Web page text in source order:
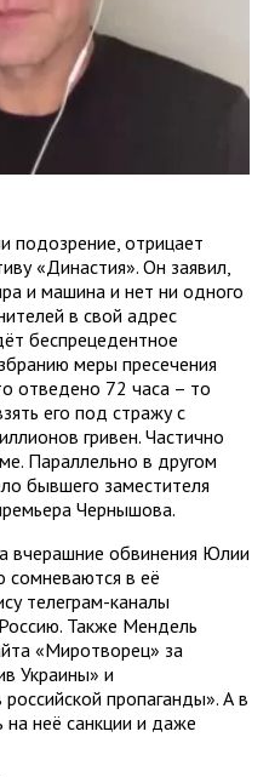
подозрение, отрицает
«Династия». Он заявил,
и машина и нет ни одного
в свой адрес
беспрецедентное
меры пресечения
отведено 72 часа – то
его под стражу с
гривен. Частично
Параллельно в другом
бывшего заместителя
Чернышова.
вчерашние обвинения Юлии
сомневаются в её
телеграм-каналы
Также Мендель
«Миротворец» за
Украины» и
пропаганды». А в
неё санкции и даже